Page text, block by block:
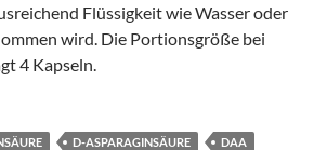
Flüssigkeit wie Wasser oder
wird. Die Portionsgröße bei
4 Kapseln.
D-ASPARAGINSÄURE
DAA